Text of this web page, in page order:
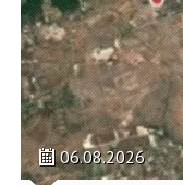
06.08.2026